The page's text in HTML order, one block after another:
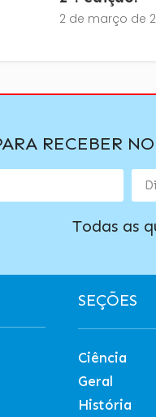
2 de março de
RECEBER
Todas as
SEÇÕES
Ciência
Geral
História